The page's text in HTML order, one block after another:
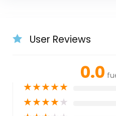
User Reviews
0.0
★★★★★
★★★★★